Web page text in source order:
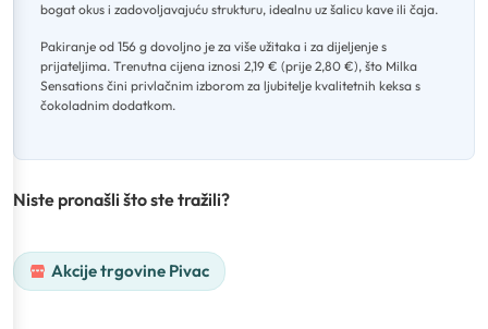
bogat okus i zadovoljavajuću strukturu, idealnu uz šalicu kave ili čaja.
Pakiranje od 156 g dovoljno je za više užitaka i za dijeljenje s
prijateljima. Trenutna cijena iznosi 2,19 € (prije 2,80 €), što Milka
Sensations čini privlačnim izborom za ljubitelje kvalitetnih keksa s
čokoladnim dodatkom.
Niste pronašli što ste tražili?
Akcije trgovine Pivac